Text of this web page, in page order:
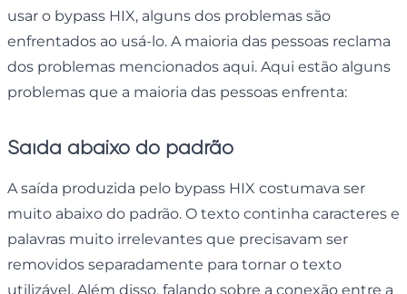
usar o bypass HIX, alguns dos problemas são
enfrentados ao usá-lo. A maioria das pessoas reclama
dos problemas mencionados aqui. Aqui estão alguns
problemas que a maioria das pessoas enfrenta:
Saída abaixo do padrão
A saída produzida pelo bypass HIX costumava ser
muito abaixo do padrão. O texto continha caracteres e
palavras muito irrelevantes que precisavam ser
removidos separadamente para tornar o texto
utilizável. Além disso, falando sobre a conexão entre a